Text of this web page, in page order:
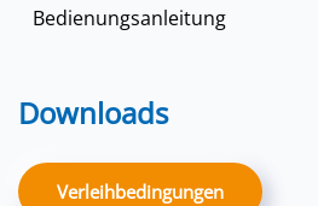
Bedienungsanleitung
Downloads
Verleihbedingungen